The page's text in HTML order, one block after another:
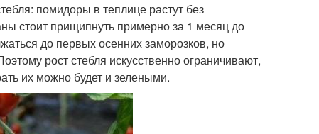
помидоры в теплице растут без
стоит прищипнуть примерно за 1 месяц до
до первых осенних заморозков, но
рост стебля искусственно ограничивают,
их можно будет и зелеными.